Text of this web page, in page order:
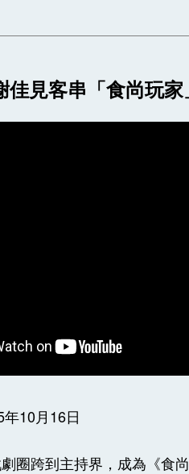
佳見客串「食尚玩
10月16日
圈跨到主持界，成為《食